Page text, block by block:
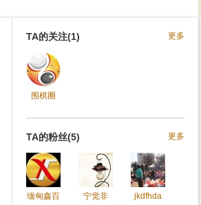
更多
TA的关注(1)
围棋圈
更多
TA的粉丝(5)
缅甸鑫百 宁觉非 jkdfhda